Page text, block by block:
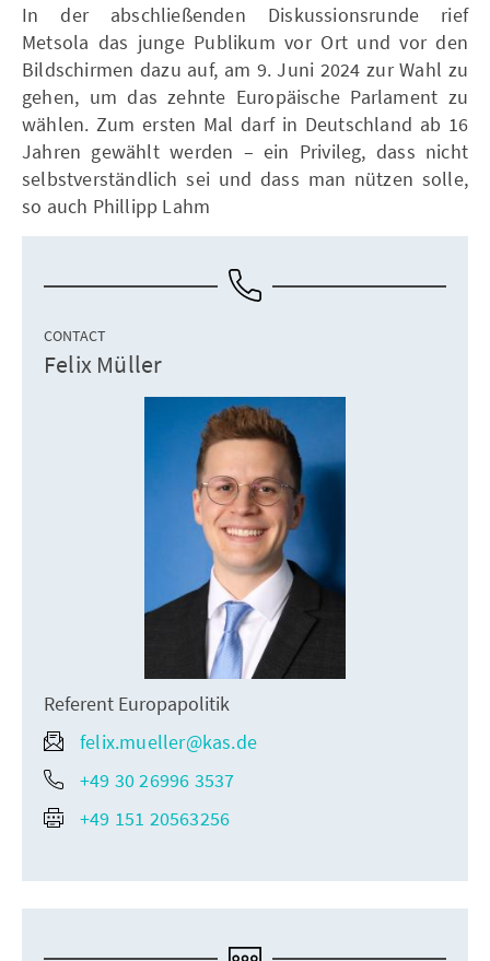
In der abschließenden Diskussionsrunde rief
Metsola das junge Publikum vor Ort und vor den
Bildschirmen dazu auf, am 9. Juni 2024 zur Wahl zu
gehen, um das zehnte Europäische Parlament zu
wählen. Zum ersten Mal darf in Deutschland ab 16
Jahren gewählt werden – ein Privileg, dass nicht
selbstverständlich sei und dass man nützen solle,
so auch Phillipp Lahm
CONTACT
Felix Müller
Referent Europapolitik
felix.mueller@kas.de
+49 30 26996 3537
+49 151 20563256